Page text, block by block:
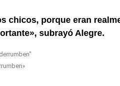
chicos, porque eran
subrayó Alegre.